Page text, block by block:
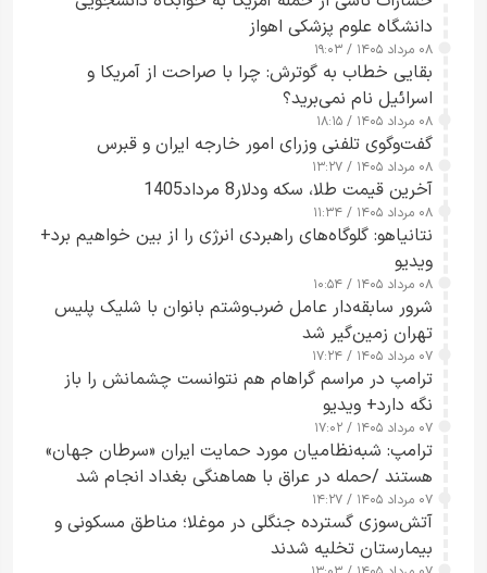
دانشگاه علوم پزشکی اهواز
۰۸ مرداد ۱۴۰۵ / ۱۹:۰۳
بقایی خطاب به گوترش: چرا با صراحت از آمریکا و
اسرائیل نام نمی‌برید؟
۰۸ مرداد ۱۴۰۵ / ۱۸:۱۵
گفت‌وگوی تلفنی وزرای امور خارجه ایران و قبرس
۰۸ مرداد ۱۴۰۵ / ۱۳:۲۷
آخرین قیمت طلا، سکه ودلار8 مرداد1405
۰۸ مرداد ۱۴۰۵ / ۱۱:۳۴
نتانیاهو: گلوگاه‌های راهبردی انرژی را از بین خواهیم برد+
ویدیو
۰۸ مرداد ۱۴۰۵ / ۱۰:۵۴
شرور سابقه‌دار عامل ضرب‌وشتم بانوان با شلیک پلیس
تهران زمین‌گیر شد
۰۷ مرداد ۱۴۰۵ / ۱۷:۲۴
ترامپ در مراسم گراهام هم نتوانست چشمانش را باز
نگه دارد+ ویدیو
۰۷ مرداد ۱۴۰۵ / ۱۷:۰۲
ترامپ: شبه‌نظامیان مورد حمایت ایران «سرطان جهان»
هستند /حمله در عراق با هماهنگی بغداد انجام شد
۰۷ مرداد ۱۴۰۵ / ۱۴:۲۷
آتش‌سوزی گسترده جنگلی در موغلا؛ مناطق مسکونی و
بیمارستان تخلیه شدند